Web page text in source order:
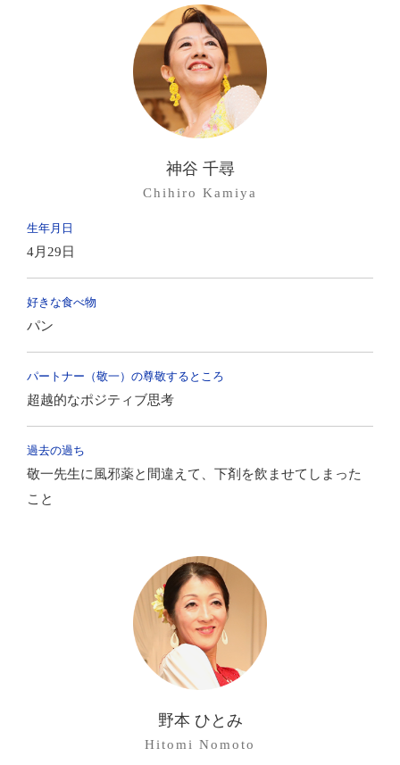
10th Anniversary Party
Scenery of Dance
Scenery of Dance
教室案内
Link
関連サイト
神谷 千尋
Chihiro Kamiya
生年月日
4月29日
好きな食べ物
パン
パートナー（敬一）の尊敬するところ
超越的なポジティブ思考
過去の過ち
敬一先生に風邪薬と間違えて、下剤を飲ませてしまった
こと
野本 ひとみ
Hitomi Nomoto